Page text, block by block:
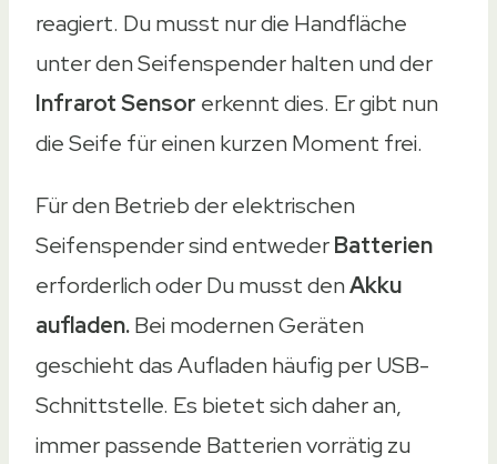
Schutzklasse
Schutzklasse
Nur für Waschbecken geeignet
IPX5
IPX5
IPX5
Einstellbare Stufen
Einstellbare Stufen
5 Ausgabestufen
4 Ausgabestufen
3 Ausgabestufen
reagiert. Du musst nur die Handfläche
unter den Seifenspender halten und der
Infrarot Sensor erkennt dies. Er gibt nun
die Seife für einen kurzen Moment frei.
Für den Betrieb der elektrischen
Seifenspender sind entwederBatterien
erforderlich oder Du musst denAkku
aufladen.Bei modernen Geräten
geschieht das Aufladen häufig per USB-
Schnittstelle. Es bietet sich daher an,
immer passende Batterien vorrätig zu